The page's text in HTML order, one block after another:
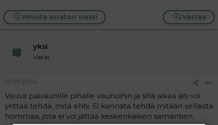
Vastaa
Ilmoita asiaton viesti
yksi
Vieras
01.07.2004 #4
Vauva päiväunille pihalle vaunuihin ja sillä aikaa äiti voi
yrittää tehdä, mitä ehtii. Ei kannata tehdä mitään sellaista
hommaa, jota ei voi jättää keskenkaiken samantien.